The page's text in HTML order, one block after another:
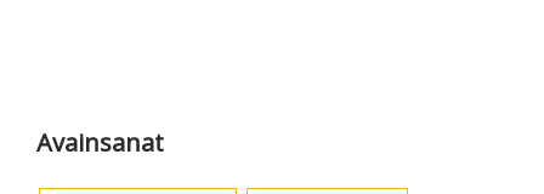
Avainsanat